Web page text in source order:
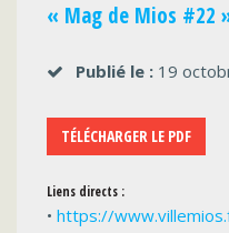
« Mag de Mios #22
Publié le : 19
TÉLÉCHARGER LE PDF
Liens directs :
• https://